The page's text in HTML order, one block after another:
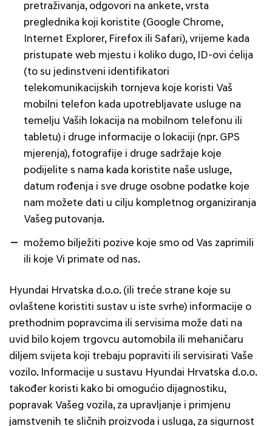
pretraživanja, odgovori na ankete, vrsta
preglednika koji koristite (Google Chrome,
Internet Explorer, Firefox ili Safari), vrijeme kada
pristupate web mjestu i koliko dugo, ID-ovi ćelija
(to su jedinstveni identifikatori
telekomunikacijskih tornjeva koje koristi Vaš
mobilni telefon kada upotrebljavate usluge na
temelju Vaših lokacija na mobilnom telefonu ili
tabletu) i druge informacije o lokaciji (npr. GPS
mjerenja), fotografije i druge sadržaje koje
podijelite s nama kada koristite naše usluge,
datum rođenja i sve druge osobne podatke koje
nam možete dati u cilju kompletnog organiziranja
Vašeg putovanja.
možemo bilježiti pozive koje smo od Vas zaprimili
ili koje Vi primate od nas.
Hyundai Hrvatska d.o.o. (ili treće strane koje su
ovlaštene koristiti sustav u iste svrhe) informacije o
prethodnim popravcima ili servisima može dati na
uvid bilo kojem trgovcu automobila ili mehaničaru
diljem svijeta koji trebaju popraviti ili servisirati Vaše
vozilo. Informacije u sustavu Hyundai Hrvatska d.o.o.
također koristi kako bi omogućio dijagnostiku,
popravak Vašeg vozila, za upravljanje i primjenu
jamstvenih te sličnih proizvoda i usluga, za sigurnost